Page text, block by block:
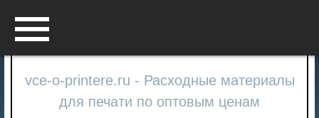
vce-o-printere.ru - Расходные материалы
для печати по оптовым ценам